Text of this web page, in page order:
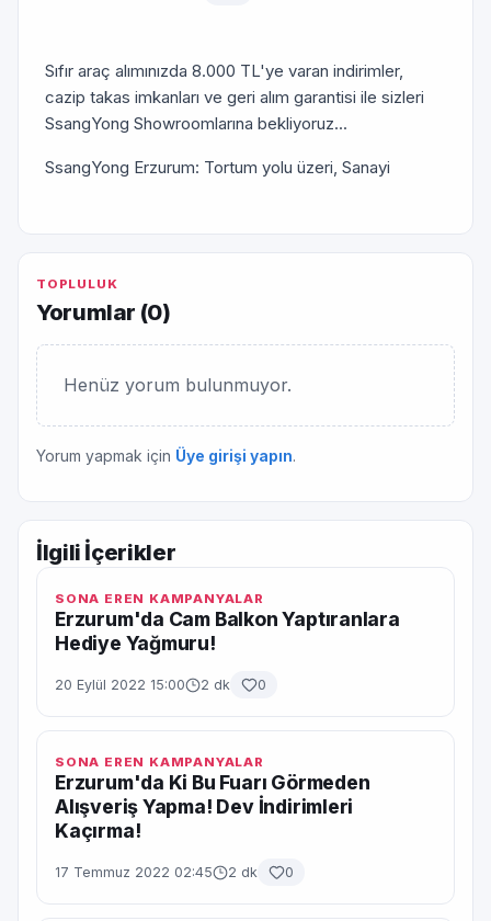
Sıfır araç alımınızda 8.000 TL'ye varan indirimler,
cazip takas imkanları ve geri alım garantisi ile sizleri
SsangYong Showroomlarına bekliyoruz...
SsangYong Erzurum: Tortum yolu üzeri, Sanayi
TOPLULUK
Yorumlar (0)
Henüz yorum bulunmuyor.
Yorum yapmak için Üye girişi yapın.
İlgili İçerikler
SONA EREN KAMPANYALAR
Erzurum'da Cam Balkon Yaptıranlara
Hediye Yağmuru!
20 Eylül 2022 15:00 2 dk 0
SONA EREN KAMPANYALAR
Erzurum'da Ki Bu Fuarı Görmeden
Alışveriş Yapma! Dev İndirimleri
Kaçırma!
17 Temmuz 2022 02:45 2 dk 0